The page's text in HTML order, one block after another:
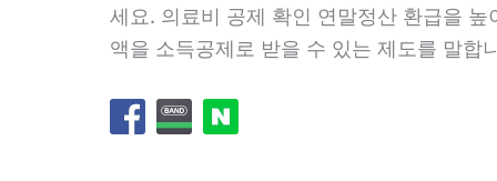
세요. 의료비 공제 확인 연말정산 환급을
액을 소득공제로 받을 수 있는 제도를 말